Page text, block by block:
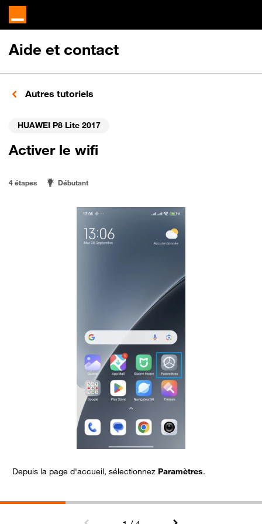
Aide et contact
Autres tutoriels
HUAWEI P8 Lite 2017
Activer le wifi
4 étapes Débutant
Depuis la page d'accueil, sélectionnez Paramètres.